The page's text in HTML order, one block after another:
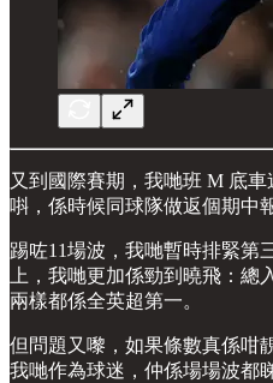
又到國際賽期，我哋班 M 底
唞，係時候同球隊做返個期中
踢咗11場波，我哋暫時排緊第
上，我哋更加係勁到曉飛：總
兩樣都係全英超第一。
但問題又嚟，如果條數真係咁
我哋作為球迷，仲係場場波都